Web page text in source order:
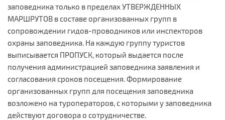
заповедника только в пределах УТВЕРЖДЕННЫХ
МАРШРУТОВ в составе организованных групп в
сопровождении гидов-проводников или инспекторов
охраны заповедника. На каждую группу туристов
выписывается ПРОПУСК, который выдается после
получения администрацией заповедника заявления и
согласования сроков посещения. Формирование
организованных групп для посещения заповедника
возложено на туроператоров, с которыми у заповедника
действуют договора о сотрудничестве.